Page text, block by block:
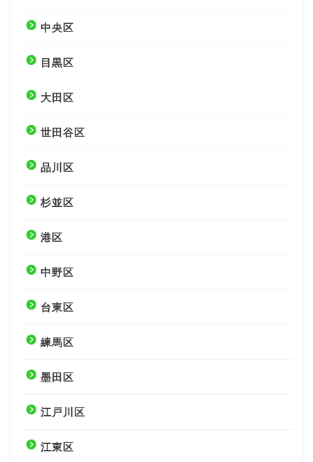
中央区
目黒区
大田区
世田谷区
品川区
杉並区
港区
中野区
台東区
練馬区
墨田区
江戸川区
江東区